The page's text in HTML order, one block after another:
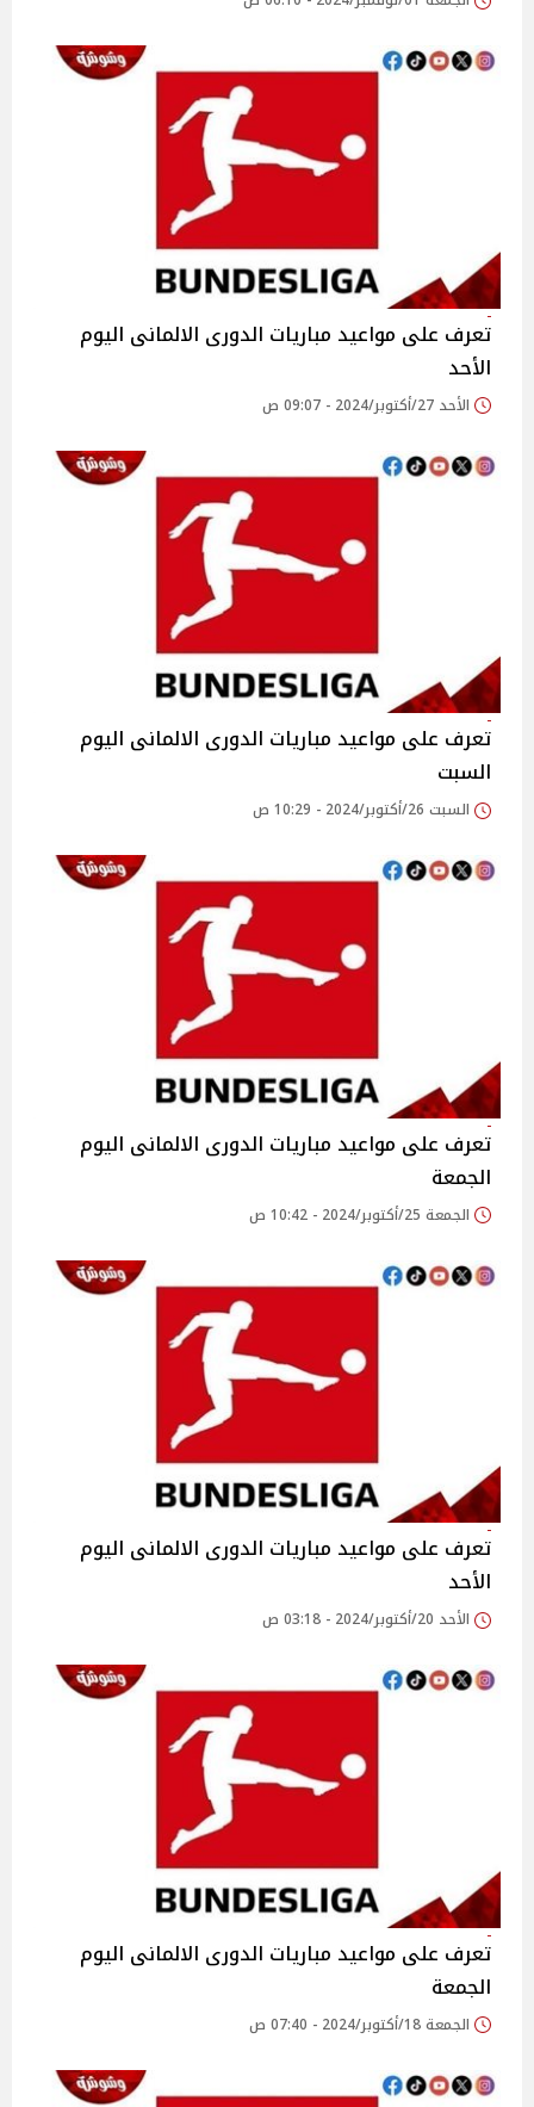
تعرف على مواعيد مباريات الدورى الالمانى اليوم
الأحد
الأحد 27/أكتوبر/2024 - 09:07 ص
تعرف على مواعيد مباريات الدورى الالمانى اليوم
السبت
السبت 26/أكتوبر/2024 - 10:29 ص
تعرف على مواعيد مباريات الدورى الالمانى اليوم
الجمعة
الجمعة 25/أكتوبر/2024 - 10:42 ص
تعرف على مواعيد مباريات الدورى الالمانى اليوم
الأحد
الأحد 20/أكتوبر/2024 - 03:18 ص
تعرف على مواعيد مباريات الدورى الالمانى اليوم
الجمعة
الجمعة 18/أكتوبر/2024 - 07:40 ص